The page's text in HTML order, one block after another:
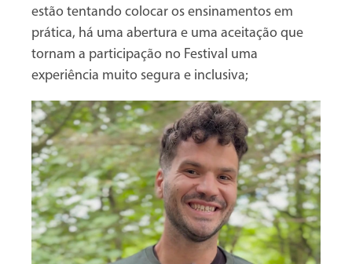
estão tentando colocar os ensinamentos em
prática, há uma abertura e uma aceitação que
tornam a participação no Festival uma
experiência muito segura e inclusiva;